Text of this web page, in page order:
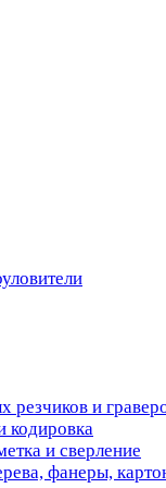
резчиков и
кодировка
и сверление
фанеры,